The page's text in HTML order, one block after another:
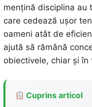
mențină disciplina au
care cedează ușor
oameni atât de
ajută să rămână
obiectivele, chiar și
Cuprins articol